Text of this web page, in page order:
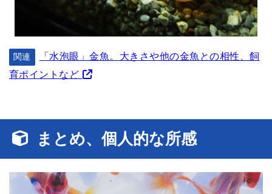
関連
「水泡眼」金魚。大きさや他の金魚との相性、飼
育ポイントなど
まとめ、個人的な所感